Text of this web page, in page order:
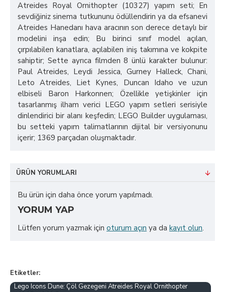
Atreides Royal Ornithopter (10327) yapım seti; En
sevdiğiniz sinema tutkununu ödüllendirin ya da efsanevi
Atreides Hanedanı hava aracının son derece detaylı bir
modelini inşa edin; Bu birinci sınıf model açılan,
çırpılabilen kanatlara, açılabilen iniş takımına ve kokpite
sahiptir; Sette ayrıca filmden 8 ünlü karakter bulunur:
Paul Atreides, Leydi Jessica, Gurney Halleck, Chani,
Leto Atreides, Liet Kynes, Duncan Idaho ve uzun
elbiseli Baron Harkonnen; Özellikle yetişkinler için
tasarlanmış ilham verici LEGO yapım setleri serisiyle
dinlendirici bir alanı keşfedin; LEGO Builder uygulaması,
bu setteki yapım talimatlarının dijital bir versiyonunu
içerir; 1369 parçadan oluşmaktadır.
ÜRÜN YORUMLARI
Bu ürün için daha önce yorum yapılmadı.
YORUM YAP
Lütfen yorum yazmak için oturum açın ya da kayıt olun.
Etiketler:
Lego Icons Dune: Çöl Gezegeni Atreides Royal Ornithopter